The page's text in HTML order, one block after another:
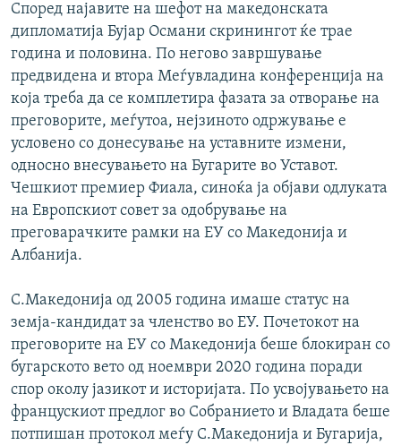
Според најавите на шефот на македонската
дипломатија Бујар Османи скринингот ќе трае
година и половина. По негово завршување
предвидена и втора Меѓувладина конференција на
која треба да се комплетира фазата за отворање на
преговорите, меѓутоа, нејзиното одржување е
условено со донесување на уставните измени,
односно внесувањето на Бугарите во Уставот.
Чешкиот премиер Фиала, синоќа ја објави одлуката
на Европскиот совет за одобрување на
преговарачките рамки на ЕУ со Македонија и
Албанија.
С.Македонија од 2005 година имаше статус на
земја-кандидат за членство во ЕУ. Почетокот на
преговорите на ЕУ со Македонија беше блокиран со
бугарското вето од ноември 2020 година поради
спор околу јазикот и историјата. По усвојувањето на
францускиот предлог во Собранието и Владата беше
потпишан протокол меѓу С.Македонија и Бугарија,